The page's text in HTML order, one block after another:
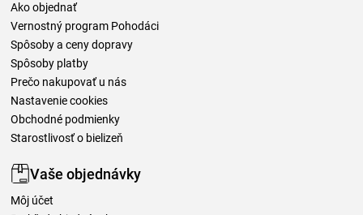
Ako objednať
Vernostný program Pohodáci
Spôsoby a ceny dopravy
Spôsoby platby
Prečo nakupovať u nás
Nastavenie cookies
Obchodné podmienky
Starostlivosť o bielizeň
Vaše objednávky
Môj účet